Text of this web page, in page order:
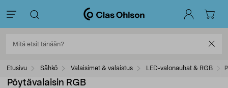
Etusivu Sähkö Valaisimet & valaistus LED-valonauhat & RGB
Pöytävalaisin RGB